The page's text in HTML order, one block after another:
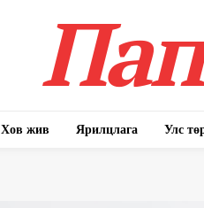
Хов жив Ярилцлага Улс